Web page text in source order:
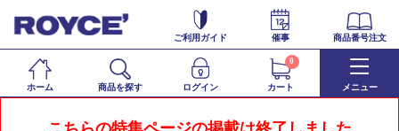
ご利用ガイド 催事 商品番号注文
ホーム 商品を探す ログイン カート
0
メニュー